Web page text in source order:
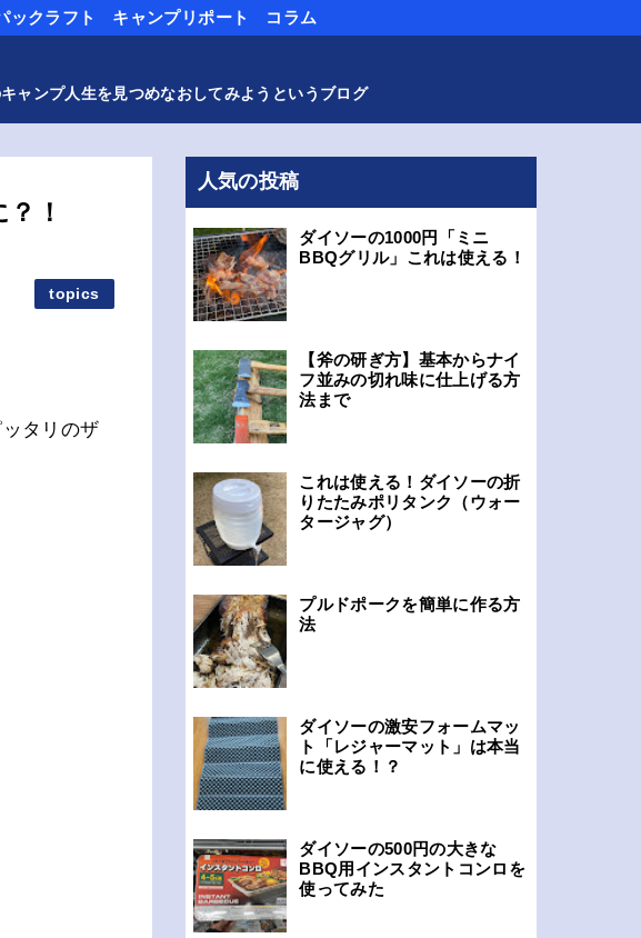
ックラフト キャンプリポート コラム
ャンプ人生を見つめなおしてみようというブログ
！
topics
タリのザ
人気の投稿
ダイソーの1000円「ミニ
BBQグリル」これは使える！
【斧の研ぎ方】基本からナイ
フ並みの切れ味に仕上げる方
法まで
これは使える！ダイソーの折
りたたみポリタンク（ウォー
タージャグ）
プルドポークを簡単に作る方
法
ダイソーの激安フォームマッ
ト「レジャーマット」は本当
に使える！？
ダイソーの500円の大きな
BBQ用インスタントコンロを
使ってみた